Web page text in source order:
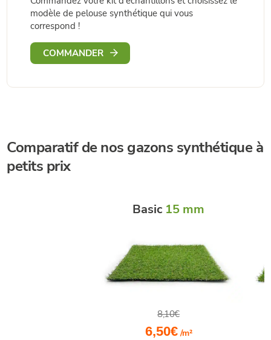
modèle de pelouse synthétique qui vous
correspond !
COMMANDER
Comparatif de nos gazons synthétique à
petits prix
Basic 15 mm
8,10€
Le
6,50€Le
/m²